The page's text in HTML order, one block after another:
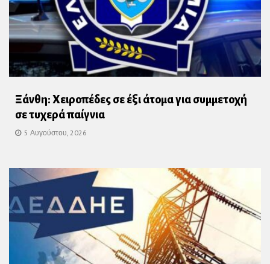
Ξάνθη: Χειροπέδες σε έξι άτομα για συμμετοχή
σε τυχερά παίγνια
5 Αυγούστου, 2026